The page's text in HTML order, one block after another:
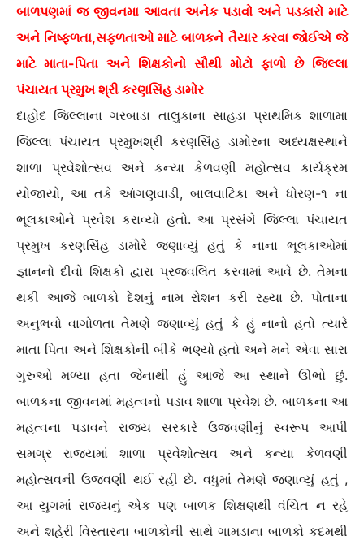
બાળપણમાં જ જીવનમા આવતા અનેક પડાવો અને પડકારો માટે
અને નિષ્ફળતા,સફળતાઓ માટે બાળકને તૈયાર કરવા જોઈએ જે
માટે માતા-પિતા અને શિક્ષકોનો સૌથી મોટો ફાળો છે જિલ્લા
પંચાયત પ્રમુખ શ્રી કરણસિંહ ડામોર
દાહોદ જિલ્લાના ગરબાડા તાલુકાના સાહડા પ્રાથમિક શાળામા
જિલ્લા પંચાયત પ્રમુખશ્રી કરણસિંહ ડામોરના અધ્યક્ષસ્થાને
શાળા પ્રવેશોત્સવ અને કન્યા કેળવણી મહોત્સવ કાર્યક્રમ
યોજાયો, આ તકે આંગણવાડી, બાલવાટિકા અને ધોરણ-૧ ના
ભૂલકાઓને પ્રવેશ કરાવ્યો હતો. આ પ્રસંગે જિલ્લા પંચાયત
પ્રમુખ કરણસિંહ ડામોરે જણાવ્યું હતું કે નાના ભૂલકાઓમાં
જ્ઞાનનો દીવો શિક્ષકો દ્વારા પ્રજ્વલિત કરવામાં આવે છે. તેમના
થકી આજે બાળકો દેશનું નામ રોશન કરી રહ્યા છે. પોતાના
અનુભવો વાગોળતા તેમણે જણાવ્યું હતું કે હું નાનો હતો ત્યારે
માતા પિતા અને શિક્ષકોની બીકે ભણ્યો હતો અને મને એવા સારા
ગુરુઓ મળ્યા હતા જેનાથી હું આજે આ સ્થાને ઊભો છું.
બાળકના જીવનમાં મહત્વનો પડાવ શાળા પ્રવેશ છે. બાળકના આ
મહત્વના પડાવને રાજ્ય સરકારે ઉજવણીનું સ્વરૂપ આપી
સમગ્ર રાજ્યમાં શાળા પ્રવેશોત્સવ અને કન્યા કેળવણી
મહોત્સવની ઉજવણી થઈ રહી છે. વધુમાં તેમણે જણાવ્યું હતું ,
આ યુગમાં રાજ્યનું એક પણ બાળક શિક્ષણથી વંચિત ન રહે
અને શહેરી વિસ્તારના બાળકોની સાથે ગામડાના બાળકો કદમથી